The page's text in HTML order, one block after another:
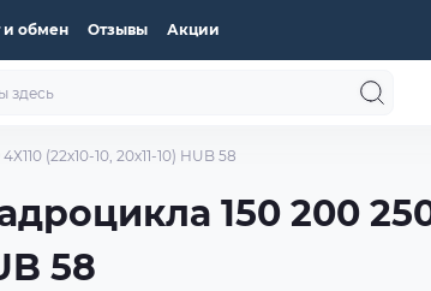
и обмен Отзывы Акции
(22х10-10, 20х11-10) HUB 58
150 200
58